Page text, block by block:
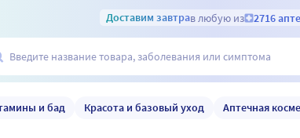
Доставим завтрав любую из 2716
и бад Красота и базовый уход Аптечная